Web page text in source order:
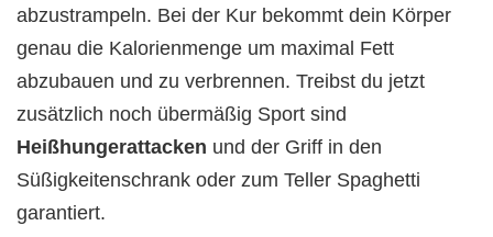
abzustrampeln. Bei der Kur bekommt dein Körper
genau die Kalorienmenge um maximal Fett
abzubauen und zu verbrennen. Treibst du jetzt
zusätzlich noch übermäßig Sport sind
Heißhungerattacken und der Griff in den
Süßigkeitenschrank oder zum Teller Spaghetti
garantiert.